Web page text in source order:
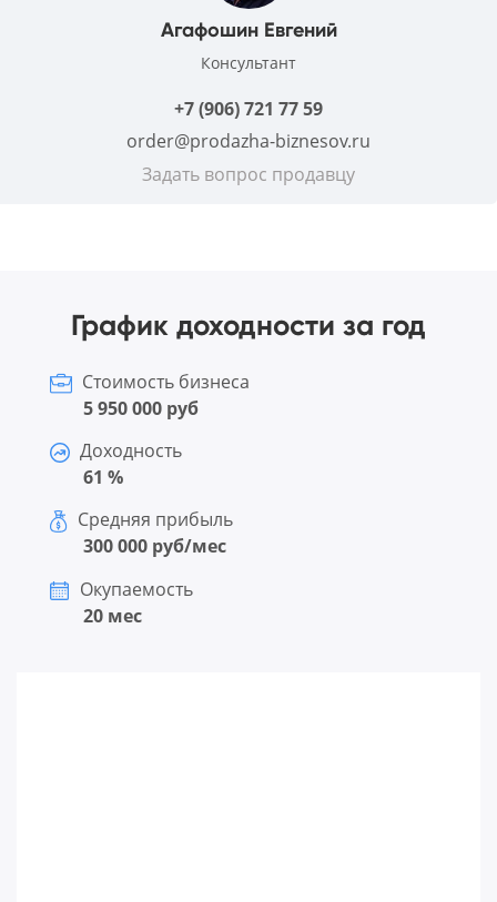
Агафошин Евгений
Консультант
+7 (906) 721 77 59
order@prodazha-biznesov.ru
Задать вопрос продавцу
График доходности за год
Стоимость бизнеса
5 950 000 руб
Доходность
61 %
Средняя прибыль
300 000 руб/мес
Окупаемость
20 мес